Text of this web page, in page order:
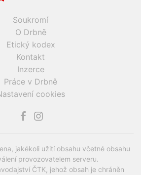
Soukromí
O Drbně
Etický kodex
Kontakt
Inzerce
Práce v Drbně
cookies
jakékoli užití obsahu včetné obsahu
provozovatelem serveru.
ČTK, jehož obsah je chráněn